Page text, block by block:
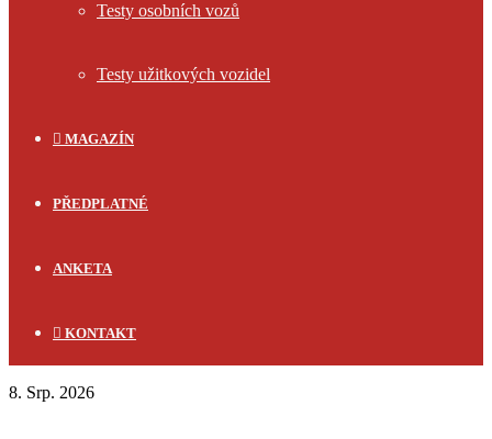
Testy osobních vozů
Testy užitkových vozidel
MAGAZÍN
PŘEDPLATNÉ
ANKETA
KONTAKT
8. Srp. 2026